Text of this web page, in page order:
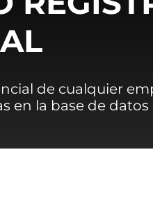
de cualquier
en la base de